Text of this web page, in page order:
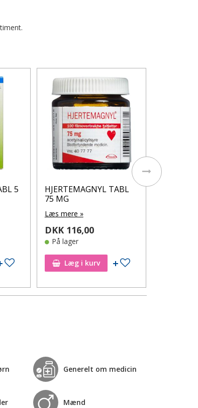
5
Tilføj til ønskeseddel
HJERTEMAGNYL TABL
75 MG
Læs mere »
DKK 116,00
På lager
Læg i kurv Tilføj til ønskeseddel
Generelt om medicin
Mænd